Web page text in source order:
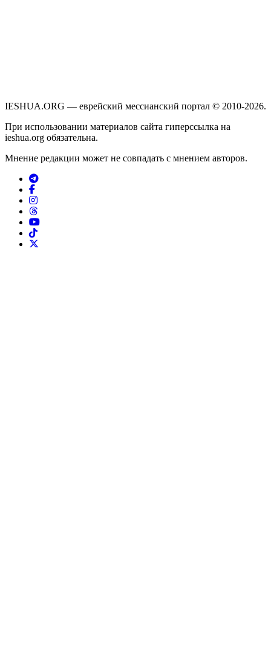
IESHUA.ORG — еврейский мессианский портал © 2010-2026.
При использовании материалов сайта гиперссылка на
ieshua.org обязательна.
Мнение редакции может не совпадать с мнением авторов.